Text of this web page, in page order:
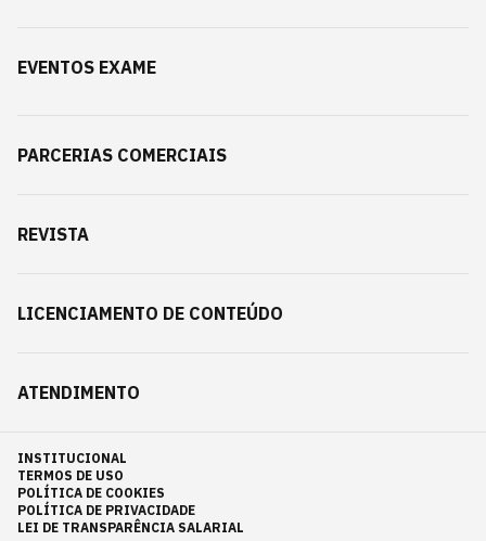
EVENTOS EXAME
PARCERIAS COMERCIAIS
REVISTA
LICENCIAMENTO DE CONTEÚDO
ATENDIMENTO
INSTITUCIONAL
TERMOS DE USO
POLÍTICA DE COOKIES
POLÍTICA DE PRIVACIDADE
LEI DE TRANSPARÊNCIA SALARIAL